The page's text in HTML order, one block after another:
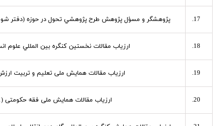
پژوهشگر و مسؤل پژوهش طرح پژوهشي تحول در حوزه (دفتر
ارزیاب مقالات نخستين کنگره بين المللي علوم انساني،
ارزیاب مقالات همایش ملی تعلیم و تربیت ارزش‌ها (6
ارزیاب مقالات همایش ملی فقه حکومتی (1 مقاله)